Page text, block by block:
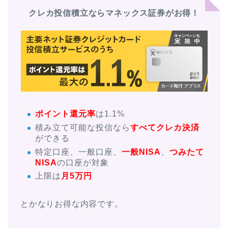
クレカ投信積立ならマネックス証券がお得！
ポイント還元率は1.1%
積み立て可能な投信ならすべてクレカ決済
ができる
特定口座、一般口座、 一般NISA
つみたて
NISAの口座が対象
上限は 月5万円
とかなりお得な内容です。